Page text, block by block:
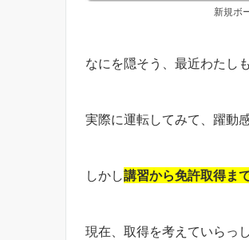
新規ボ
なにを隠そう、最近わたし
実際に運転してみて、躍動
しかし講習から免許取得ま
現在、取得を考えていらっ